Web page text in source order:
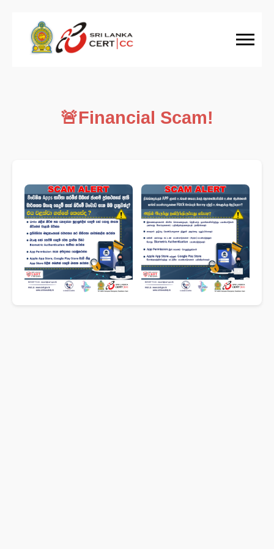
🚨Financial Scam!